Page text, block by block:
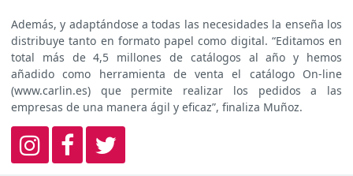
Además, y adaptándose a todas las necesidades la enseña los
distribuye tanto en formato papel como digital. “Editamos en
total más de 4,5 millones de catálogos al año y hemos
añadido como herramienta de venta el catálogo On-line
(www.carlin.es) que permite realizar los pedidos a las
empresas de una manera ágil y eficaz”, finaliza Muñoz.